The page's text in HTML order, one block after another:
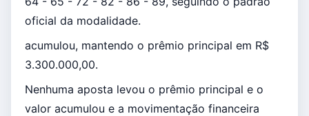
oficial da modalidade.
acumulou, mantendo o prêmio principal em R$
3.300.000,00.
Nenhuma aposta levou o prêmio principal e o
valor acumulou e a movimentação financeira